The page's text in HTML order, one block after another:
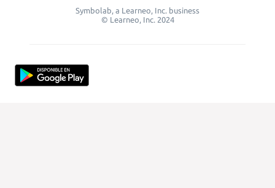
Symbolab, a Learneo, Inc. business
© Learneo, Inc. 2024